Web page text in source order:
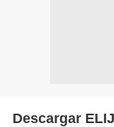
Descargar